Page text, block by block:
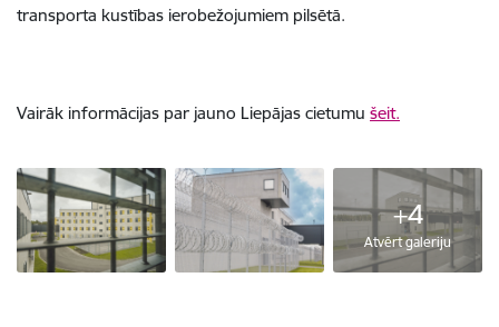
transporta kustības ierobežojumiem pilsētā.
Vairāk informācijas par jauno Liepājas cietumu šeit.
+4
Atvērt galeriju